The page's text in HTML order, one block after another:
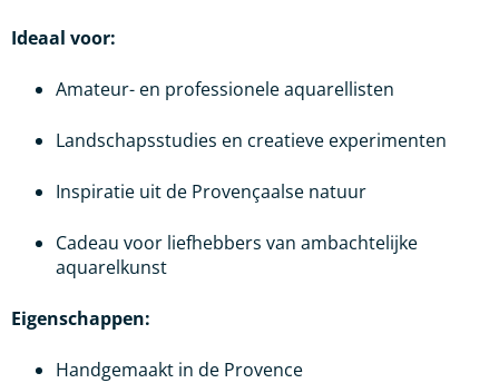
Ideaal voor:
Amateur- en professionele aquarellisten
Landschapsstudies en creatieve experimenten
Inspiratie uit de Provençaalse natuur
Cadeau voor liefhebbers van ambachtelijke
aquarelkunst
Eigenschappen:
Handgemaakt in de Provence